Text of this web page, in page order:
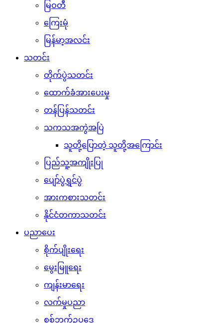
မြဝတီ
ကြေးမုံ
မြန်မာ့အလင်း
သတင်း
တိုက်ပွဲသတင်း
ထောက်ခံအားပေးမှု
တန်ပြန်သတင်း
သကသအကွဲအပြဲ
သူတို့ပြောတဲ့ သူတို့အကြောင်း
ပြည်သူ့အကျိုးပြု
ပျော်ပွဲရွှင်ပွဲ
အားကစားသတင်း
နိုင်ငံတကာသတင်း
ပညာပေး
စိုက်ပျိုးရေး
မွေးမြူရေး
ကျန်းမာရေး
လက်မှုပညာ
စစ်ဘက်ဥပဒေ